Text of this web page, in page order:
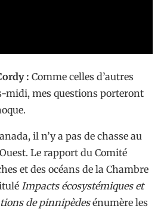
: Comme celles d’autres
midi, mes questions porteront
il n’y a pas de chasse au
Le rapport du Comité
et des océans de la Chambre
Impacts écosystémiques et
de pinnipèdesénumère les